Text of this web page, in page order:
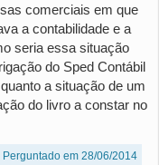
comerciais em que
a contabilidade e a
seria essa situação
do Sped Contábil
a situação de um
do livro a constar no
Perguntado em 28/06/2014